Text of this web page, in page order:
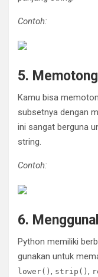
Contoh:
5.
Kamu bisa
subsetnya dengan
ini sangat berguna
string.
Contoh:
6.
Python memiliki
gunakan untuk
lower() , strip() ,